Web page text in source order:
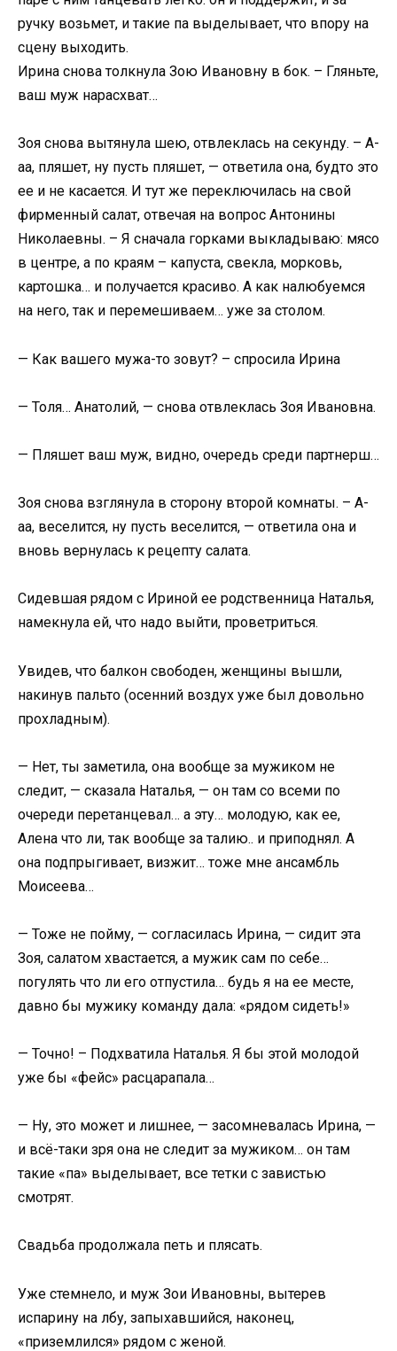
ручку возьмет, и такие па выделывает, что впору на
сцену выходить.
Ирина снова толкнула Зою Ивановну в бок. – Гляньте,
ваш муж нарасхват…
Зоя снова вытянула шею, отвлеклась на секунду. – А-
аа, пляшет, ну пусть пляшет, — ответила она, будто это
ее и не касается. И тут же переключилась на свой
фирменный салат, отвечая на вопрос Антонины
Николаевны. – Я сначала горками выкладываю: мясо
в центре, а по краям – капуста, свекла, морковь,
картошка… и получается красиво. А как налюбуемся
на него, так и перемешиваем… уже за столом.
— Как вашего мужа-то зовут? – спросила Ирина
— Толя… Анатолий, — снова отвлеклась Зоя Ивановна.
— Пляшет ваш муж, видно, очередь среди партнерш…
Зоя снова взглянула в сторону второй комнаты. – А-
аа, веселится, ну пусть веселится, — ответила она и
вновь вернулась к рецепту салата.
Сидевшая рядом с Ириной ее родственница Наталья,
намекнула ей, что надо выйти, проветриться.
Увидев, что балкон свободен, женщины вышли,
накинув пальто (осенний воздух уже был довольно
прохладным).
— Нет, ты заметила, она вообще за мужиком не
следит, — сказала Наталья, — он там со всеми по
очереди перетанцевал… а эту… молодую, как ее,
Алена что ли, так вообще за талию.. и приподнял. А
она подпрыгивает, визжит… тоже мне ансамбль
Моисеева…
— Тоже не пойму, — согласилась Ирина, — сидит эта
Зоя, салатом хвастается, а мужик сам по себе…
погулять что ли его отпустила… будь я на ее месте,
давно бы мужику команду дала: «рядом сидеть!»
— Точно! – Подхватила Наталья. Я бы этой молодой
уже бы «фейс» расцарапала…
— Ну, это может и лишнее, — засомневалась Ирина, —
и всё-таки зря она не следит за мужиком… он там
такие «па» выделывает, все тетки с завистью
смотрят.
Свадьба продолжала петь и плясать.
Уже стемнело, и муж Зои Ивановны, вытерев
испарину на лбу, запыхавшийся, наконец,
«приземлился» рядом с женой.